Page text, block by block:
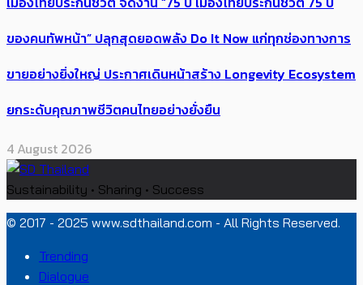
ของคนทัพหน้า” ปลุกสุดยอดพลัง Do It Now แก่ทุกช่องทางการ
ขายอย่างยิ่งใหญ่ ประกาศเดินหน้าสร้าง Longevity Ecosystem
ยกระดับคุณภาพชีวิตคนไทยอย่างยั่งยืน
4 August 2026
Sustainability • Sharing • Success
© 2017 - 2025 www.sdthailand.com - All Rights Reserved.
Trending
Dialogue